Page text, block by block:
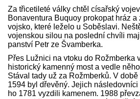
Za třicetileté války chtěl císařský
Bonaventura Buquoy prokopat hráz
vojsko, které leželo u Soběslavi.
vojenskou silou na poslední chvíli
panství Petr ze Švamberka.
Přes Lužnici na vtoku do Rožmberka
historický kamenný most a vedle
Stával tady už za Rožmberků. V
1594 byl dřevěný. Jejich
ho 1781 vyzdili kamenem. 1988